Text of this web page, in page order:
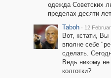
одежда Советских
пределах десяти
Taboh · 12
Вот, кстати,
вполне себе
сделать.
Ведь никому
колготки?